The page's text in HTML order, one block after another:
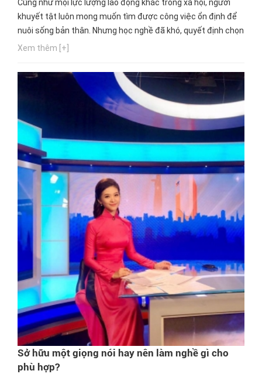
Cũng như mọi lực lượng lao động khác trong xã hội, người
khuyết tật luôn mong muốn tìm được công việc ổn định để
nuôi sống bản thân. Nhưng học nghề đã khó, quyết định chọn
một nghề thích hợp cho mình lại càng khó hơn. Ngay bây giờ,
Xem thêm [+]
Sở hữu một giọng nói hay nên làm nghề gì cho
phù hợp?